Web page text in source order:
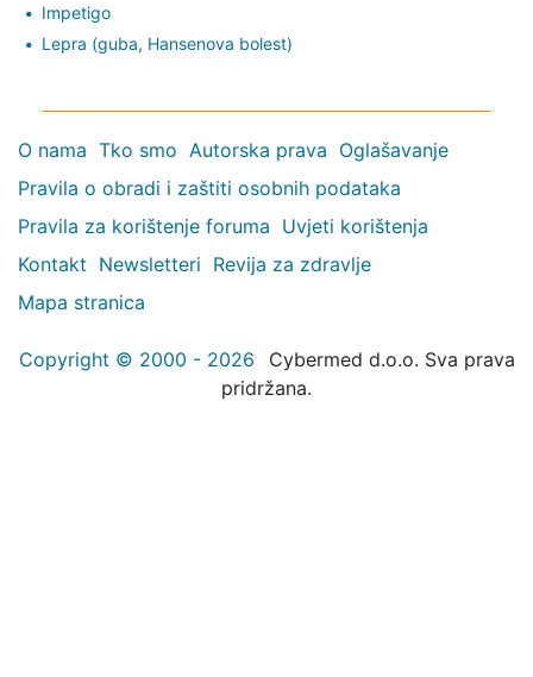
Impetigo
Lepra (guba, Hansenova bolest)
O nama Tko smo Autorska prava Oglašavanje
Pravila o obradi i zaštiti osobnih podataka
Pravila za korištenje foruma Uvjeti korištenja
Kontakt Newsletteri Revija za zdravlje
Mapa stranica
Copyright © 2000 - 2026
Cybermed d.o.o. Sva prava
pridržana.